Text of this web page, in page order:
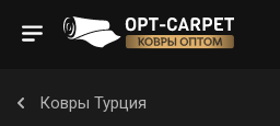
Ковры Турция